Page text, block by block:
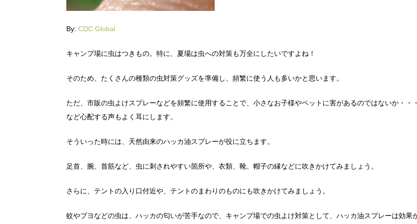
By: CDC Global
キャンプ場に虫はつきもの。特に、夏場は虫への対策も万全にしたいですよね！
そのため、たくさんの種類の虫対策グッズを準備し、頻繁に使う人も多いかと思います。
ただ、市販の虫よけスプレーなどを頻繁に使用することで、小さなお子様やペットに害があるのではないか・・・
など心配する声もよく耳にします。
そういった時には、天然由来のハッカ油スプレーが役に立ちます。
足首、腕、首筋など、虫に刺されやすい箇所や、衣類、靴、帽子の縁などに吹きかけてみましょう。
さらに、テントの入り口付近や、テントのまわりのものにも吹きかけてみましょう。
蚊やブヨなどの虫は、ハッカの匂いが苦手なので、キャンプ場での虫よけ対策として、ハッカ油スプレーは効果